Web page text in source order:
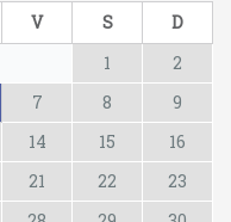
V S
D
1
2
7 8
9
14 15
16
21 22
23